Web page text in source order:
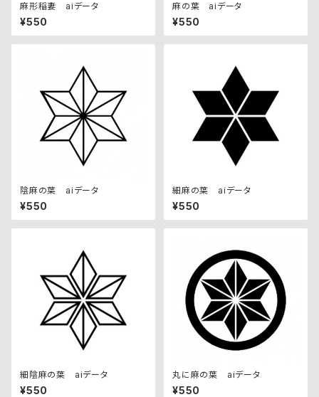
麻形稲妻 aiデータ
¥550
麻の葉 aiデータ
¥550
陰麻の葉 aiデータ
¥550
細麻の葉 aiデータ
¥550
細陰麻の葉 aiデータ
¥550
丸に麻の葉 aiデータ
¥550